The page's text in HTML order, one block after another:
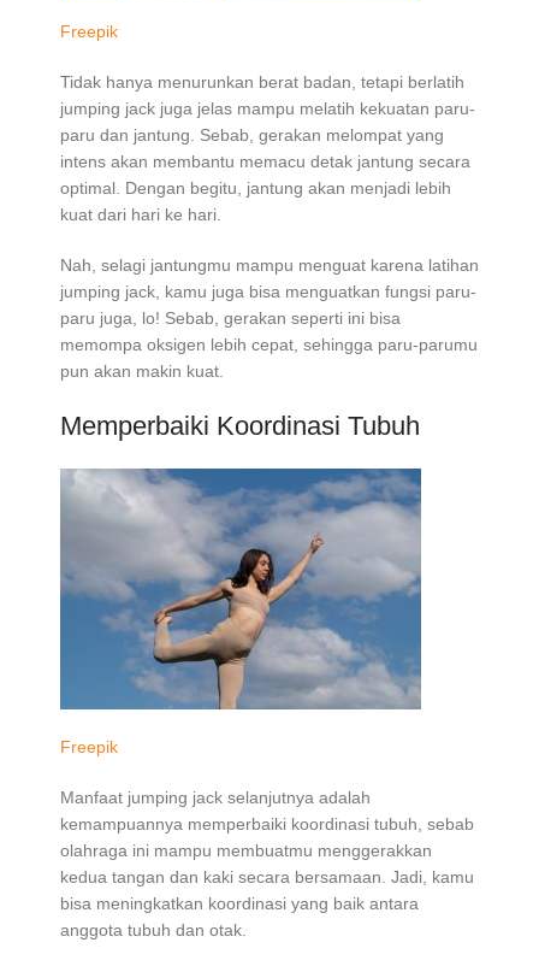
Freepik
Tidak hanya menurunkan berat badan, tetapi berlatih
jumping jack juga jelas mampu melatih kekuatan paru-
paru dan jantung. Sebab, gerakan melompat yang
intens akan membantu memacu detak jantung secara
optimal. Dengan begitu, jantung akan menjadi lebih
kuat dari hari ke hari.
Nah, selagi jantungmu mampu menguat karena latihan
jumping jack, kamu juga bisa menguatkan fungsi paru-
paru juga, lo! Sebab, gerakan seperti ini bisa
memompa oksigen lebih cepat, sehingga paru-parumu
pun akan makin kuat.
Memperbaiki Koordinasi Tubuh
Freepik
Manfaat jumping jack selanjutnya adalah
kemampuannya memperbaiki koordinasi tubuh, sebab
olahraga ini mampu membuatmu menggerakkan
kedua tangan dan kaki secara bersamaan. Jadi, kamu
bisa meningkatkan koordinasi yang baik antara
anggota tubuh dan otak.